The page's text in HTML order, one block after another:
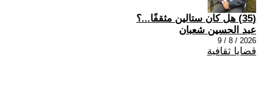
(35) هل كان ستالين مثقفًا...؟
عبد الحسين شعبان
2026 / 8 / 9
قضايا ثقافية